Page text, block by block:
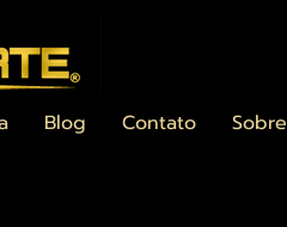
Blog Contato Sobre